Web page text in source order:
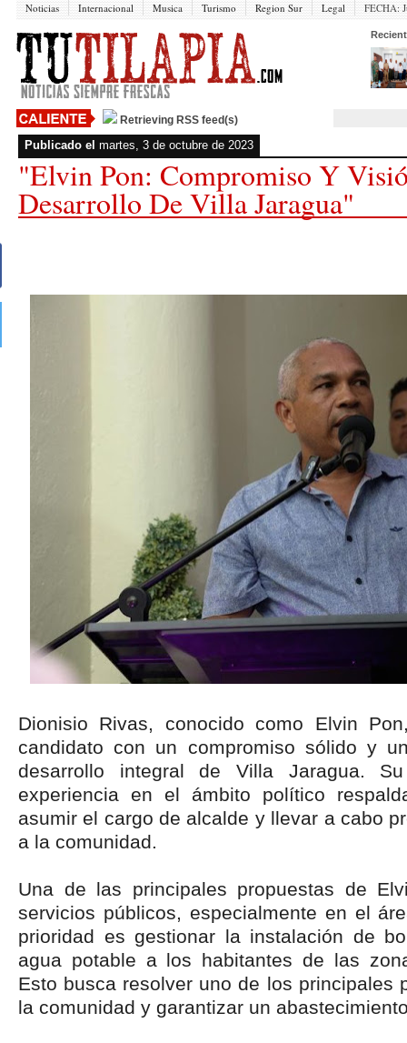
Noticias Internacional Musica Turismo Region Sur Legal FECHA:
Retrieving RSS feed(s)
Publicado el martes, 3 de octubre de 2023
"Elvin Pon: Compromiso Y
Desarrollo De Villa Jaragua"
Dionisio Rivas, conocido como Elvin
candidato con un compromiso sólido y
desarrollo integral de Villa Jaragua.
experiencia en el ámbito político
asumir el cargo de alcalde y llevar a cabo
a la comunidad.
Una de las principales propuestas de
servicios públicos, especialmente en el
prioridad es gestionar la instalación de
agua potable a los habitantes de las
Esto busca resolver uno de los principales
la comunidad y garantizar un